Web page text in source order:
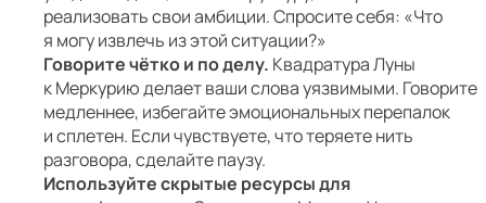
реализовать свои амбиции. Спросите себя: «Что
я могу извлечь из этой ситуации?»
Говорите чётко и по делу. Квадратура Луны
к Меркурию делает ваши слова уязвимыми. Говорите
медленнее, избегайте эмоциональных перепалок
и сплетен. Если чувствуете, что теряете нить
разговора, сделайте паузу.
Используйте скрытые ресурсы для